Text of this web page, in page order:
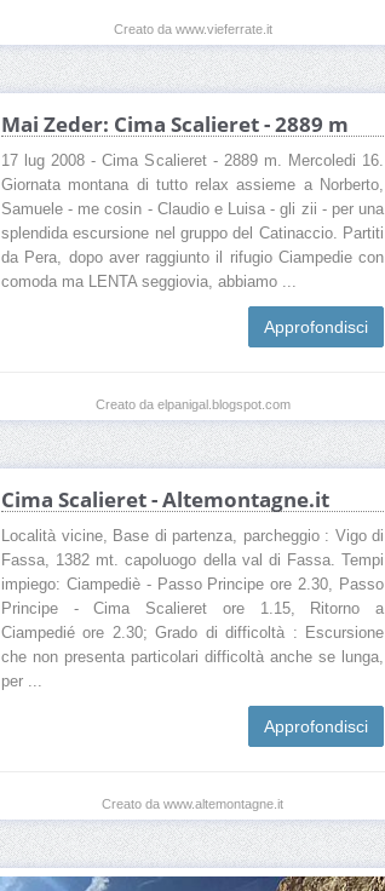
Creato da www.vieferrate.it
Mai Zeder: Cima Scalieret - 2889 m
17 lug 2008 - Cima Scalieret - 2889 m. Mercoledi 16.
Giornata montana di tutto relax assieme a Norberto,
Samuele - me cosin - Claudio e Luisa - gli zii - per una
splendida escursione nel gruppo del Catinaccio. Partiti
da Pera, dopo aver raggiunto il rifugio Ciampedie con
comoda ma LENTA seggiovia, abbiamo ...
Approfondisci
Creato da elpanigal.blogspot.com
Cima Scalieret - Altemontagne.it
Località vicine, Base di partenza, parcheggio : Vigo di
Fassa, 1382 mt. capoluogo della val di Fassa. Tempi
impiego: Ciampediè - Passo Principe ore 2.30, Passo
Principe - Cima Scalieret ore 1.15, Ritorno a
Ciampedié ore 2.30; Grado di difficoltà : Escursione
che non presenta particolari difficoltà anche se lunga,
per ...
Approfondisci
Creato da www.altemontagne.it